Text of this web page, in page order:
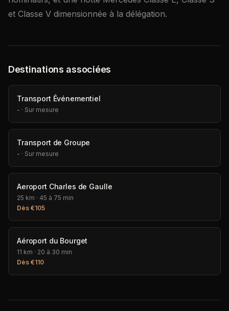
et Classe V dimensionnée à la délégation.
Destinations associées
Transport Événementiel
- · Sur mesure
Transport de Groupe
- · Sur mesure
Aeroport Charles de Gaulle
25 km · 45 à 75 min
Dès €105
Aéroport du Bourget
11 km · 20 à 30 min
Dès €110